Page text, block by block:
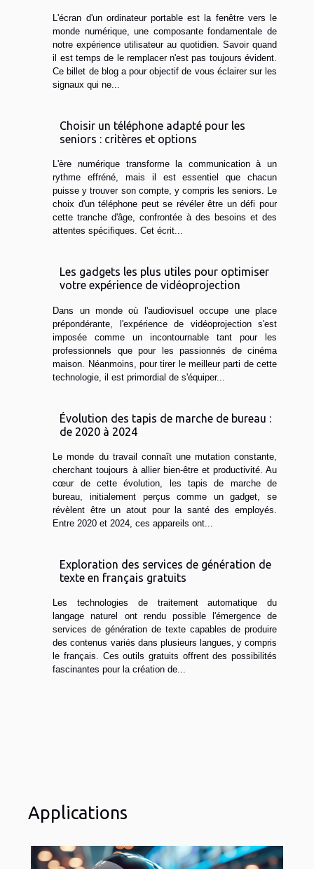
L'écran d'un ordinateur portable est la fenêtre vers le
monde numérique, une composante fondamentale de
notre expérience utilisateur au quotidien. Savoir quand
il est temps de le remplacer n'est pas toujours évident.
Ce billet de blog a pour objectif de vous éclairer sur les
signaux qui ne...
Choisir un téléphone adapté pour les
seniors : critères et options
L'ère numérique transforme la communication à un
rythme effréné, mais il est essentiel que chacun
puisse y trouver son compte, y compris les seniors. Le
choix d'un téléphone peut se révéler être un défi pour
cette tranche d'âge, confrontée à des besoins et des
attentes spécifiques. Cet écrit...
Les gadgets les plus utiles pour optimiser
votre expérience de vidéoprojection
Dans un monde où l'audiovisuel occupe une place
prépondérante, l'expérience de vidéoprojection s'est
imposée comme un incontournable tant pour les
professionnels que pour les passionnés de cinéma
maison. Néanmoins, pour tirer le meilleur parti de cette
technologie, il est primordial de s'équiper...
Évolution des tapis de marche de bureau :
de 2020 à 2024
Le monde du travail connaît une mutation constante,
cherchant toujours à allier bien-être et productivité. Au
cœur de cette évolution, les tapis de marche de
bureau, initialement perçus comme un gadget, se
révèlent être un atout pour la santé des employés.
Entre 2020 et 2024, ces appareils ont...
Exploration des services de génération de
texte en français gratuits
Les technologies de traitement automatique du
langage naturel ont rendu possible l'émergence de
services de génération de texte capables de produire
des contenus variés dans plusieurs langues, y compris
le français. Ces outils gratuits offrent des possibilités
fascinantes pour la création de...
Applications